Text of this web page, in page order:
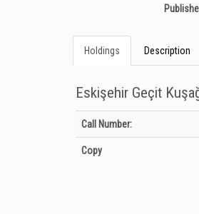
Holdings Description
Eskişehir Geçit
Holdings details from
Call Number:
Copy